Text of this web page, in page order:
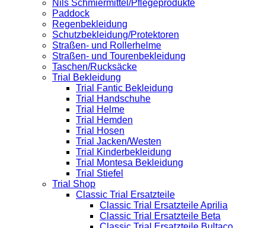
Nils Schmiermittel/Pflegeprodukte
Paddock
Regenbekleidung
Schutzbekleidung/Protektoren
Straßen- und Rollerhelme
Straßen- und Tourenbekleidung
Taschen/Rucksäcke
Trial Bekleidung
Trial Fantic Bekleidung
Trial Handschuhe
Trial Helme
Trial Hemden
Trial Hosen
Trial Jacken/Westen
Trial Kinderbekleidung
Trial Montesa Bekleidung
Trial Stiefel
Trial Shop
Classic Trial Ersatzteile
Classic Trial Ersatzteile Aprilia
Classic Trial Ersatzteile Beta